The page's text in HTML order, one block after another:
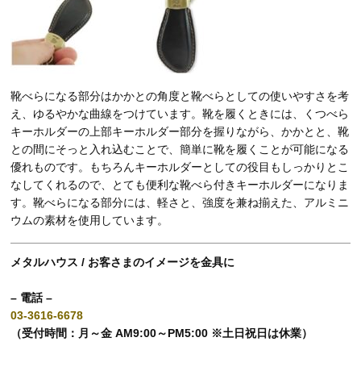
靴べらになる部分はかかとの角度と靴べらとしての使いやすさを考
え、ゆるやかな曲線をつけています。靴を履くときには、くつべら
キーホルダーの上部キーホルダー部分を握りながら、かかとと、靴
との間にそっと入れ込むことで、簡単に靴を履くことが可能になる
優れものです。もちろんキーホルダーとしての役目もしっかりとこ
なしてくれるので、とても便利な靴べら付きキーホルダーになりま
す。靴べらになる部分には、軽さと、強度を兼ね揃えた、アルミニ
ウムの素材を使用しています。
メタルハウス / お客さまのイメージを金具に
– 電話 –
03-3616-6678
（受付時間：月～金 AM9:00～PM5:00 ※土日祝日は休業）